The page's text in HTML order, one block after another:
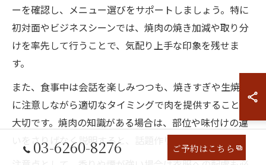
ーを確認し、メニュー選びをサポートしましょう。特に
初対面やビジネスシーンでは、焼肉の焼き加減や取り分
けを率先して行うことで、気配り上手な印象を残せま
す。
また、食事中は会話を楽しみつつも、焼きすぎや生焼け
に注意しながら適切なタイミングで肉を提供することが
大切です。焼肉の知識がある場合は、部位や味付けの違
いをさりげなく説明すると、話題作りにもなります。
03-6260-8276 ご予約はこちら